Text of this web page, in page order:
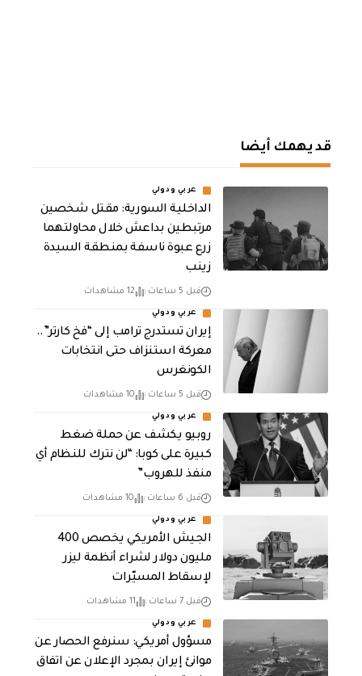
قد يهمك أيضا
عربي ودولي
الداخلية السورية: مقتل شخصين
مرتبطين بداعش خلال محاولتهما
زرع عبوة ناسفة بمنطقة السيدة
زينب
قبل 5 ساعات 12 مشاهدات
عربي ودولي
إيران تستدرج ترامب إلى “فخ كارتر”..
معركة استنزاف حتى انتخابات
الكونغرس
قبل 5 ساعات 10 مشاهدات
عربي ودولي
روبيو يكشف عن حملة ضغط
كبيرة على كوبا: “لن نترك للنظام أي
منفذ للهروب”
قبل 6 ساعات 10 مشاهدات
عربي ودولي
الجيش الأمريكي يخصص 400
مليون دولار لشراء أنظمة ليزر
لإسقاط المسيّرات
قبل 7 ساعات 11 مشاهدات
عربي ودولي
مسؤول أمريكي: سنرفع الحصار عن
موانئ إيران بمجرد الإعلان عن اتفاق